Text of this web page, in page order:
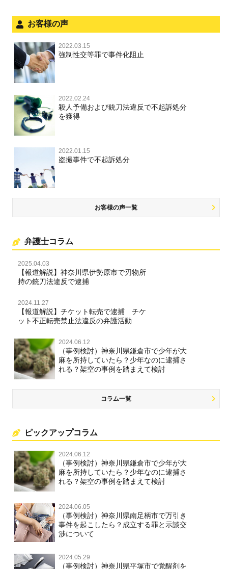
文書偽造・偽造文書行使
不正競争防止法
住居侵入等
名誉棄損・侮辱
銃刀法違反
児童虐待・保護責任者遺棄
文書偽造・偽造文書行使
不正競争防止法
住居侵入等
名誉毀損・侮辱
法人と刑事事件（脱税関係，従業員逮捕，予防法務等）
お客様の声
2022.03.15
強制性交等罪で事件化阻止
2022.02.24
殺人予備および銃刀法違反で不起訴処分
を獲得
2022.01.15
盗撮事件で不起訴処分
お客様の声一覧
弁護士コラム
2025.04.03
【報道解説】神奈川県伊勢原市で刃物所
持の銃刀法違反で逮捕
2024.11.27
【報道解説】チケット転売で逮捕 チケ
ット不正転売禁止法違反の弁護活動
2024.06.12
（事例検討）神奈川県鎌倉市で少年が大
麻を所持していたら？少年なのに逮捕さ
れる？架空の事例を踏まえて検討
コラム一覧
ピックアップコラム
2024.06.12
（事例検討）神奈川県鎌倉市で少年が大
麻を所持していたら？少年なのに逮捕さ
れる？架空の事例を踏まえて検討
2024.06.05
（事例検討）神奈川県南足柄市で万引き
事件を起こしたら？成立する罪と示談交
渉について
2024.05.29
（事例検討）神奈川県平塚市で覚醒剤を